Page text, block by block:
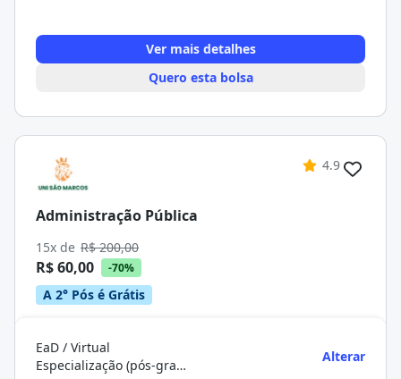
Ver mais detalhes
Quero esta bolsa
4.9
Administração Pública
15x de R$ 200,00
R$ 60,00 -70%
A 2° Pós é Grátis
EaD / Virtual
Especialização (pós-graduação)
Alterar